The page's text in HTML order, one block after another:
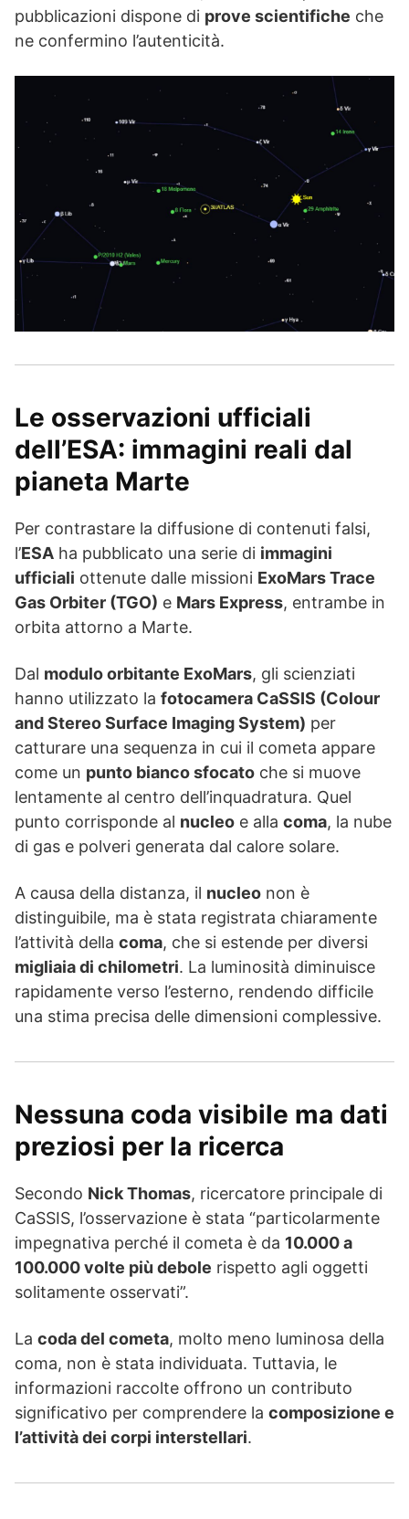
pubblicazioni dispone di prove scientifiche che
ne confermino l’autenticità.
Le osservazioni ufficiali
dell’ESA: immagini reali dal
pianeta Marte
Per contrastare la diffusione di contenuti falsi,
l’ESA ha pubblicato una serie di immagini
ufficiali ottenute dalle missioni ExoMars Trace
Gas Orbiter (TGO) e Mars Express, entrambe in
orbita attorno a Marte.
Dal modulo orbitante ExoMars, gli scienziati
hanno utilizzato la fotocamera CaSSIS (Colour
and Stereo Surface Imaging System) per
catturare una sequenza in cui il cometa appare
come un punto bianco sfocato che si muove
lentamente al centro dell’inquadratura. Quel
punto corrisponde al nucleo e alla coma, la nube
di gas e polveri generata dal calore solare.
A causa della distanza, il nucleo non è
distinguibile, ma è stata registrata chiaramente
l’attività della coma, che si estende per diversi
migliaia di chilometri. La luminosità diminuisce
rapidamente verso l’esterno, rendendo difficile
una stima precisa delle dimensioni complessive.
Nessuna coda visibile ma dati
preziosi per la ricerca
Secondo Nick Thomas, ricercatore principale di
CaSSIS, l’osservazione è stata “particolarmente
impegnativa perché il cometa è da 10.000 a
100.000 volte più debole rispetto agli oggetti
solitamente osservati”.
La coda del cometa, molto meno luminosa della
coma, non è stata individuata. Tuttavia, le
informazioni raccolte offrono un contributo
significativo per comprendere la composizione e
l’attività dei corpi interstellari.